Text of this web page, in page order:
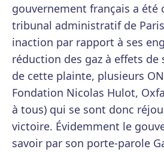
gouvernement français a été
tribunal administratif de
inaction par rapport à ses
réduction des gaz à effets de
de cette plainte, plusieurs
Fondation Nicolas Hulot,
à tous) qui se sont donc
victoire. Évidemment le
savoir par son porte-parole